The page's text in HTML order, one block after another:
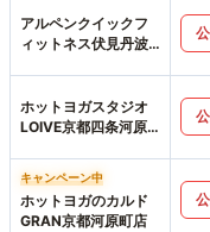
アルペンクイックフ
ィットネス伏見丹波
ホットヨガスタジオ
LOIVE京都四条河原
キャンペーン中
ホットヨガのカルド
GRAN京都河原町店